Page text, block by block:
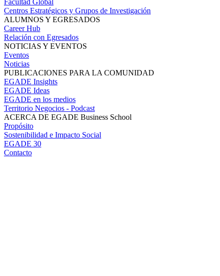
Facultad Global
Centros Estratégicos y Grupos de Investigación
ALUMNOS Y EGRESADOS
Career Hub
Relación con Egresados
NOTICIAS Y EVENTOS
Eventos
Noticias
PUBLICACIONES PARA LA COMUNIDAD
EGADE Insights
EGADE Ideas
EGADE en los medios
Territorio Negocios - Podcast
ACERCA DE EGADE Business School
Propósito
Sostenibilidad e Impacto Social
EGADE 30
Contacto